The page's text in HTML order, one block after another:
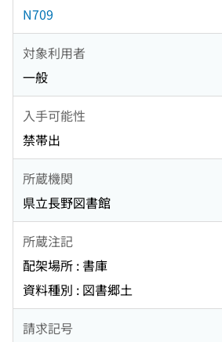
N709
対象利用者
一般
入手可能性
禁帯出
所蔵機関
県立長野図書館
所蔵注記
配架場所 : 書庫
資料種別 : 図書郷土
請求記号